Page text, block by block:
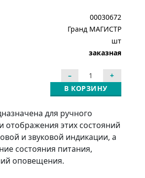
00030672
Гранд МАГИСТР
шт
заказная
В КОРЗИНУ
для ручного
отображения этих состояний
и звуковой индикации, а
состояния питания,
оповещения.